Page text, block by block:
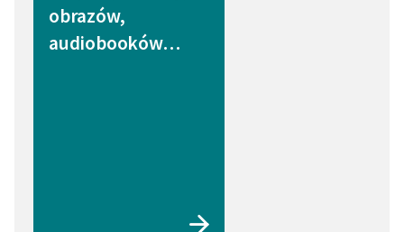
obrazów,
audiobooków…